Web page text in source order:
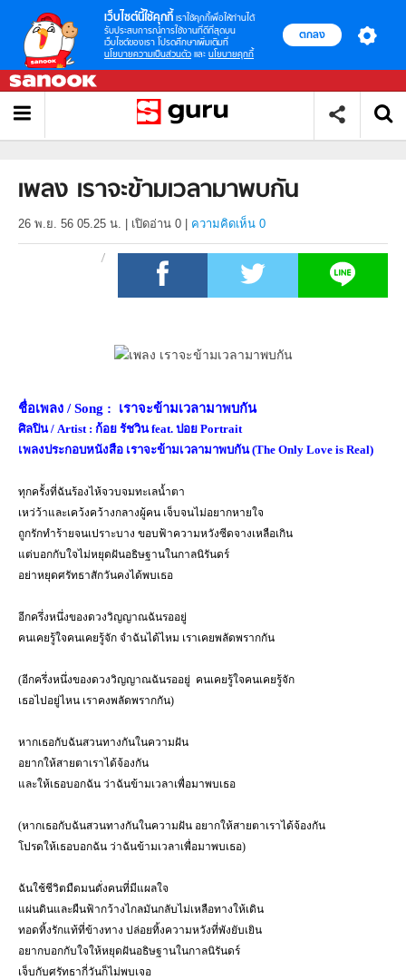
เว็บไซต์นี้ใช้คุกกี้ เราใช้คุกกี้เพื่อให้ท่านได้
รับประสบการณ์การใช้งานที่ดีที่สุดบน
เว็บไซต์ของเรา โปรดศึกษาเพิ่มเติมที่
นโยบายความเป็นส่วนตัว และ นโยบายคุกกี้
ตกลง
เพลง เราจะข้ามเวลามาพบกัน
26 พ.ย. 56 05.25 น. เปิดอ่าน 0 ความคิดเห็น 0
ชื่อเพลง /Song : เราจะข้ามเวลามาพบกัน
ศิลปิน / Artist : ก้อย รัชวินfeat. ปอย Portrait
เพลงประกอบหนังสือ เราจะข้ามเวลามาพบกัน (The Only Love is Real)
ทุกครั้งที่ฉันร้องไห้จวบจมทะเลน้ำตา
เหว่ว้าและเคว้งคว้างกลางผู้คน เจ็บจนไม่อยากหายใจ
ถูกรักทำร้ายจนเปราะบาง ขอบฟ้าความหวังซีดจางเหลือเกิน
แต่บอกกับใจไม่หยุดฝันอธิษฐานในกาลนิรันดร์
อย่าหยุดศรัทธาสักวันคงได้พบเธอ
อีกครึ่งหนึ่งของดวงวิญญาณฉันรออยู่
คนเคยรู้ใจคนเคยรู้จัก จำฉันได้ไหม เราเคยพลัดพรากกัน
(อีกครึ่งหนึ่งของดวงวิญญาณฉันรออยู่ คนเคยรู้ใจคนเคยรู้จัก
เธอไปอยู่ไหน เราคงพลัดพรากกัน)
หากเธอกับฉันสวนทางกันในความฝัน
อยากให้สายตาเราได้จ้องกัน
และให้เธอบอกฉัน ว่าฉันข้ามเวลาเพื่อมาพบเธอ
(หากเธอกับฉันสวนทางกันในความฝัน อยากให้สายตาเราได้จ้องกัน
โปรดให้เธอบอกฉัน ว่าฉันข้ามเวลาเพื่อมาพบเธอ)
ฉันใช้ชีวิตมืดมนดั่งคนที่มีแผลใจ
แผ่นดินและผืนฟ้ากว้างไกลมันกลับไม่เหลือทางให้เดิน
ทอดทิ้งรักแท้ที่ข้างทาง ปล่อยทิ้งความหวังที่พังยับเยิน
อยากบอกกับใจให้หยุดฝันอธิษฐานในกาลนิรันดร์
เจ็บกับศรัทธากี่วันก็ไม่พบเจอ